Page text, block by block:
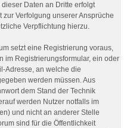
Daten an Dritte erfolgt
Verfolgung unserer Ansprüche
Verpflichtung hierzu.
setzt eine Registrierung voraus,
im Registrierungsformular, ein oder
Adresse, an welche die
werden müssen. Aus
dem Stand der Technik
werden Nutzer notfalls im
und nicht an anderer Stelle
sind für die Öffentlichkeit